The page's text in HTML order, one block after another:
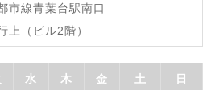
市線青葉台駅南口
上（ビル2階）
水 木 金 土 日